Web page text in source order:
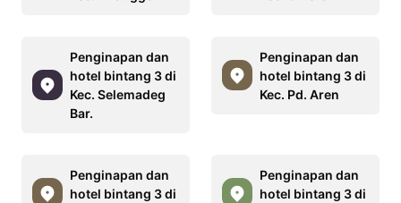
Penginapan dan
hotel bintang 3 di
Kec. Selemadeg
Bar.
Penginapan dan
hotel bintang 3 di
Kec. Pd. Aren
Penginapan dan
hotel bintang 3 di
Penginapan dan
hotel bintang 3 di